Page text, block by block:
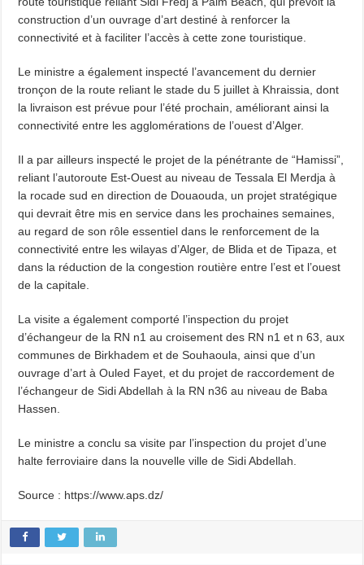
construction d’un ouvrage d’art destiné à renforcer la
connectivité et à faciliter l’accès à cette zone touristique.
Le ministre a également inspecté l’avancement du dernier
tronçon de la route reliant le stade du 5 juillet à Khraissia, dont
la livraison est prévue pour l’été prochain, améliorant ainsi la
connectivité entre les agglomérations de l’ouest d’Alger.
Il a par ailleurs inspecté le projet de la pénétrante de “Hamissi”,
reliant l’autoroute Est-Ouest au niveau de Tessala El Merdja à
la rocade sud en direction de Douaouda, un projet stratégique
qui devrait être mis en service dans les prochaines semaines,
au regard de son rôle essentiel dans le renforcement de la
connectivité entre les wilayas d’Alger, de Blida et de Tipaza, et
dans la réduction de la congestion routière entre l’est et l’ouest
de la capitale.
La visite a également comporté l’inspection du projet
d’échangeur de la RN n1 au croisement des RN n1 et n 63, aux
communes de Birkhadem et de Souhaoula, ainsi que d’un
ouvrage d’art à Ouled Fayet, et du projet de raccordement de
l’échangeur de Sidi Abdellah à la RN n36 au niveau de Baba
Hassen.
Le ministre a conclu sa visite par l’inspection du projet d’une
halte ferroviaire dans la nouvelle ville de Sidi Abdellah.
Source : https://www.aps.dz/